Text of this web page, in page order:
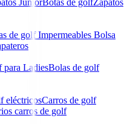
JuniorBotas de golfZapatos
de golf Impermeables Bolsa
para LadiesBolas de golf
eléctricosCarros de golf
carros de golf